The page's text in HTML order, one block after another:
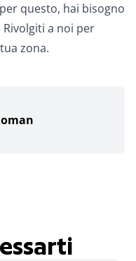
questo, hai bisogno
a noi per
zona.